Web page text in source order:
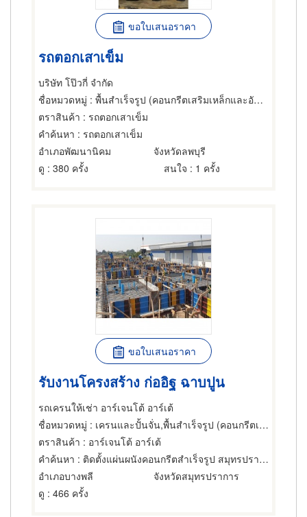
ขอใบเสนอราคา
รถตอกเสาเข็ม
บริษัท โป๊วกี่ จำกัด
ชื่อหมวดหมู่ : พื้นสำเร็จรูป (คอนกรีตเสริมเหล็กและอัดแรง),เครนและปั้นจั่น,เสาเข็ม
ตราสินค้า : รถตอกเสาเข็ม
คำค้นหา : รถตอกเสาเข็ม
อำเภอพัฒนานิคม
จังหวัดลพบุรี
ดู : 380 ครั้ง สนใจ : 1 ครั้ง
ขอใบเสนอราคา
รับงานโครงสร้าง ก่ออิฐ ฉาบปูน
รถเครนให้เช่า อาร์เจนโต้ อาร์เต้
ชื่อหมวดหมู่ : เครนและปั้นจั่น,พื้นสำเร็จรูป (คอนกรีตเสริมเหล็กและอัดแรง),รับเหมาก่อสร้างทั่วไป
ตราสินค้า : อาร์เจนโต้ อาร์เต้
คำค้นหา : ติดตั้งแผ่นผนังคอนกรีตสําเร็จรูป สมุทรปราการ
อำเภอบางพลี
จังหวัดสมุทรปราการ
ดู : 466 ครั้ง